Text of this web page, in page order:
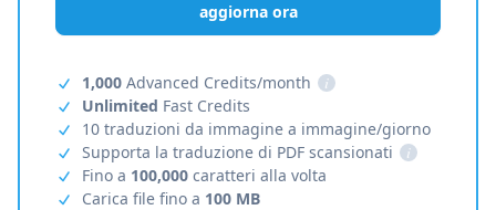
aggiorna ora
1,000 Advanced Credits/month
i
Unlimited Fast Credits
10 traduzioni da immagine a immagine/giorno
Supporta la traduzione di PDF scansionati
i
Fino a 100,000 caratteri alla volta
Carica file fino a 100 MB